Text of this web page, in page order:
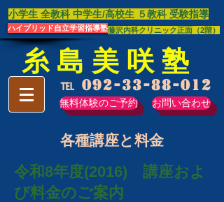
​小学生 全教科 中学生/高校生 ​５教科 受験指導
ハイブリッド自立学習指導塾藤沢内科クリニック正面（2階）
糸 島 美 咲 塾
℡ 092-33-88-012
無料体験のご予約 お問い合わせ
​各種講座と料金
​令和8年度(2016) 講座およ
び料金のご案内